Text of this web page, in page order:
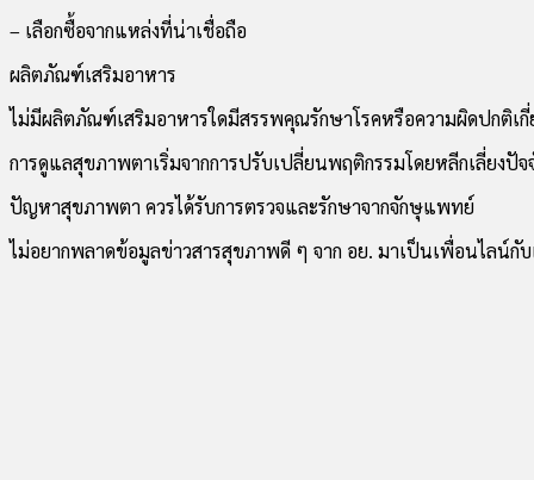
– เลือกซื้อจากแหล่งที่น่าเชื่อถือ
ผลิตภัณฑ์เสริมอาหาร
ไม่มีผลิตภัณฑ์เสริมอาหารใดมีสรรพคุณรักษาโรคหรือความผิดปกติเกี่
การดูแลสุขภาพตาเริ่มจากการปรับเปลี่ยนพฤติกรรมโดยหลีกเลี่ยงปั
ปัญหาสุขภาพตา ควรได้รับการตรวจและรักษาจากจักษุแพทย์
ไม่อยากพลาดข้อมูลข่าวสารสุขภาพดี ๆ จาก อย. มาเป็นเพื่อนไลน์กับ